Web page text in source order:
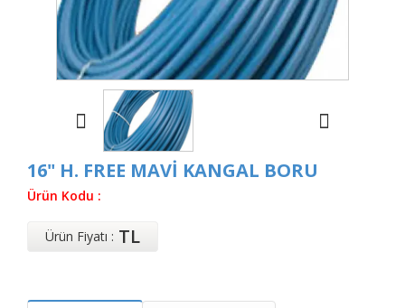
16" H. FREE MAVİ KANGAL BORU
Ürün Kodu :
Ürün Fiyatı : TL